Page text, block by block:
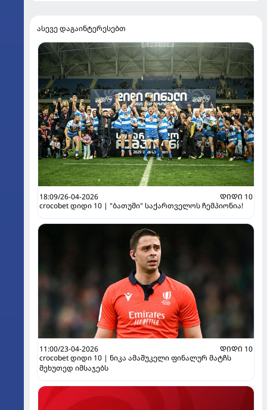
ასევე დაგაინტერესებთ
18:09/26-04-2026
ᲓᲘᲓᲘ 10
crocobet დიდი 10 | "ბათუმი" საქართველოს ჩემპიონია!
11:00/23-04-2026
ᲓᲘᲓᲘ 10
crocobet დიდი 10 | ნიკა ამაშუკელი ფინალურ მატჩს
მეხუთედ იმსაჯებს